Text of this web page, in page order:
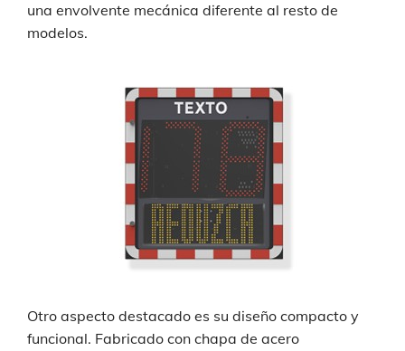
una envolvente mecánica diferente al resto de
modelos.
Otro aspecto destacado es su diseño compacto y
funcional. Fabricado con chapa de acero